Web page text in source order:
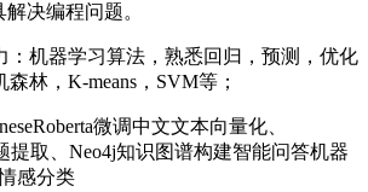
决编程问题。
：机器学习算法，熟悉回归，预测，优化
林，K-means，SVM等；
微调中文文本向量化、
提取、Neo4j知识图谱构建智能问答机器
感分类